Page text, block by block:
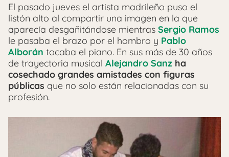
El pasado jueves el artista madrileño puso el
listón alto al compartir una imagen en la que
aparecía desgañitándose mientras Sergio Ramos
le pasaba el brazo por el hombro y Pablo
Alborán tocaba el piano. En sus más de 30 años
de trayectoria musical Alejandro Sanz ha
cosechado grandes amistades con figuras
públicas que no solo están relacionadas con su
profesión.